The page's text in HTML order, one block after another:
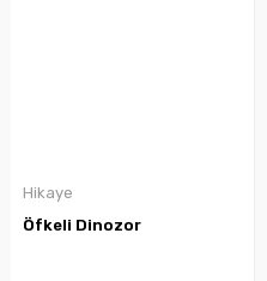
Hikaye
Öfkeli Dinozor